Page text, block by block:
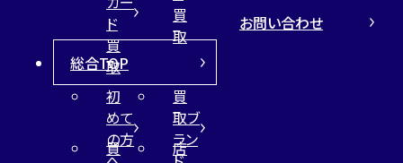
買
取
ド
買
取
総合TOP
初
めて
の方
買
取ブ
ラン
買
店
お問い合わせ